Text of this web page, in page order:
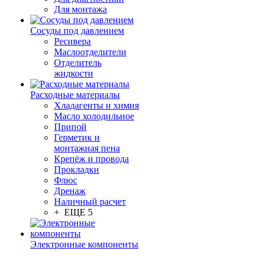
Для монтажа
Сосуды под давлением
Ресивера
Маслоотделители
Отделитель
жидкости
Расходные материалы
Хладагенты и химия
Масло холодильное
Припой
Герметик и
монтажная пена
Крепёж и провода
Прокладки
Флюс
Дренаж
Наличный расчет
+ ЕЩЕ 5
Электронные компоненты